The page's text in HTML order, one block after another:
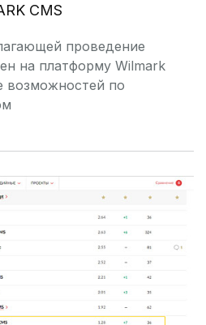
CMS
проведение
на платформу Wilmark
по